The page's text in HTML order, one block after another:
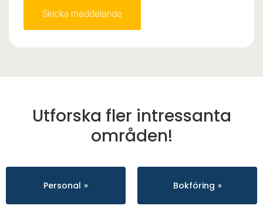
Utforska fler intressanta
områden!
Personal Bokföring